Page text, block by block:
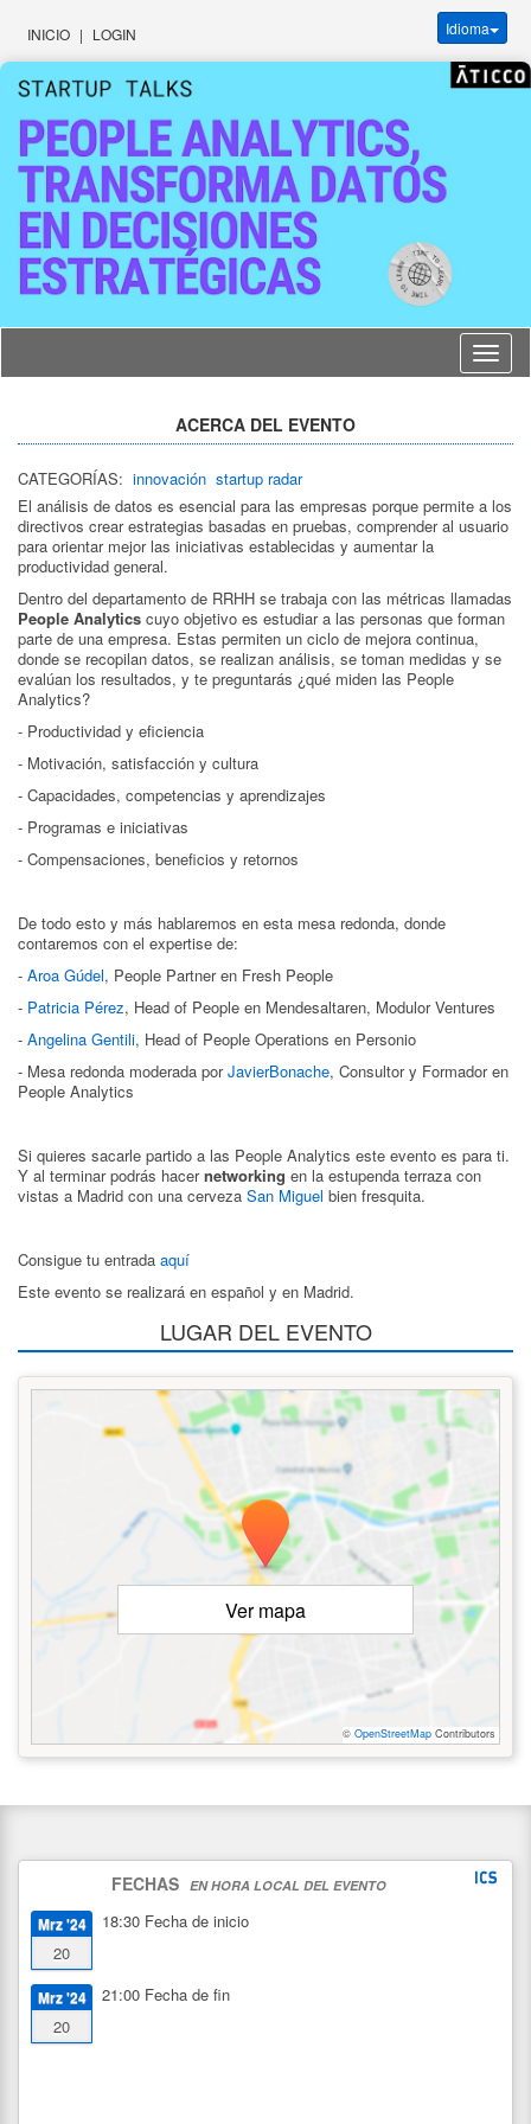
INICIO | LOGIN Idioma
Idioma
ACERCA DEL EVENTO
CATEGORÍAS: innovación startup radar
El análisis de datos es esencial para las empresas porque permite a los
directivos crear estrategias basadas en pruebas, comprender al usuario
para orientar mejor las iniciativas establecidas y aumentar la
productividad general.
Dentro del departamento de RRHH se trabaja con las métricas llamadas
People Analytics cuyo objetivo es estudiar a las personas que forman
parte de una empresa. Estas permiten un ciclo de mejora continua,
donde se recopilan datos, se realizan análisis, se toman medidas y se
evalúan los resultados, y te preguntarás ¿qué miden las People
Analytics?
- Productividad y eficiencia
- Motivación, satisfacción y cultura
- Capacidades, competencias y aprendizajes
- Programas e iniciativas
- Compensaciones, beneficios y retornos
De todo esto y más hablaremos en esta mesa redonda, donde
contaremos con el expertise de:
- Aroa Gúdel, People Partner en Fresh People
- Patricia Pérez, Head of People en Mendesaltaren, Modulor Ventures
- Angelina Gentili, Head of People Operations en Personio
- Mesa redonda moderada porJavierBonache, Consultor y Formador en
People Analytics
Si quieres sacarle partido a las People Analytics este evento es para ti.
Y al terminar podrás hacernetworking en la estupenda terraza con
vistas a Madrid con una cerveza San Miguel bien fresquita.
Consigue tu entrada aquí
Este evento se realizará en español y en Madrid.
LUGAR DEL EVENTO
Ver mapa
© OpenStreetMap Contributors
FECHAS EN HORA LOCAL DEL EVENTO
Mrz '24
20
18:30 Fecha de inicio
Mrz '24
20
21:00 Fecha de fin